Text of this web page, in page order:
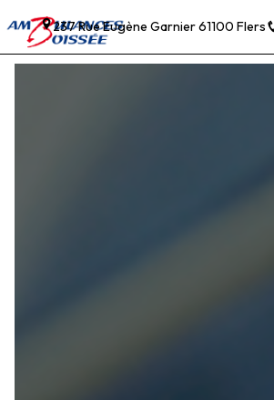
237 Rue Eugène Garnier 61100 Flers